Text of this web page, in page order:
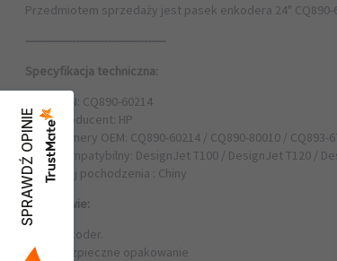
Przedmiotem sprzedaży jest pasek enkodera 24"
---------------------------------------
Specyfikacja techniczna:
EAN: CQ890-60214
Producent: HP
Numery OEM: CQ890-60214 / CQ890-80010 /
Kompatybilny: DesignJet T100 / DesignJet T120 /
Kraj pochodzenia : Chiny
W zestawie:
Encoder.
Bezpieczne opakowanie
SPRAWDŹ OPINIE